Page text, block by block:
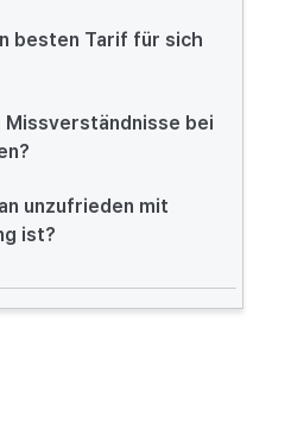
besten Tarif für sich
Missverständnisse bei
unzufrieden mit
ist?